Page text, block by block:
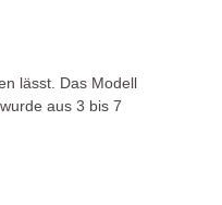
lässt. Das Modell
aus 3 bis 7